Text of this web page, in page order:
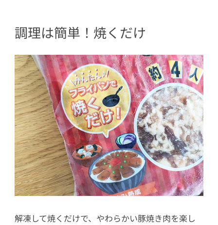
調理は簡単！焼くだけ
解凍して焼くだけで、やわらかい豚焼き肉を楽し